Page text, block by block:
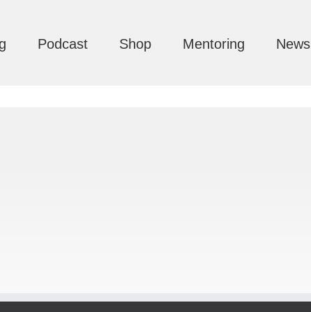
Podcast Shop Mentoring News